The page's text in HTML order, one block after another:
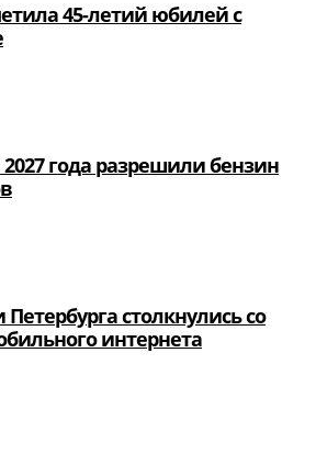
45-летий юбилей с
года разрешили бензин
столкнулись со
интернета